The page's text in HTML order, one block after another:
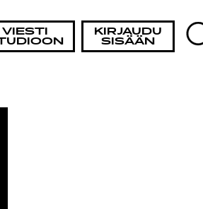
VIESTI
KIRJAUDU
SISÄÄN